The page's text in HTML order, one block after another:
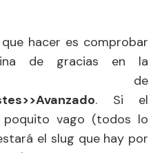
hacer es comprobar
de gracias en la
de
. Si el
vago (todos lo
el slug que hay por